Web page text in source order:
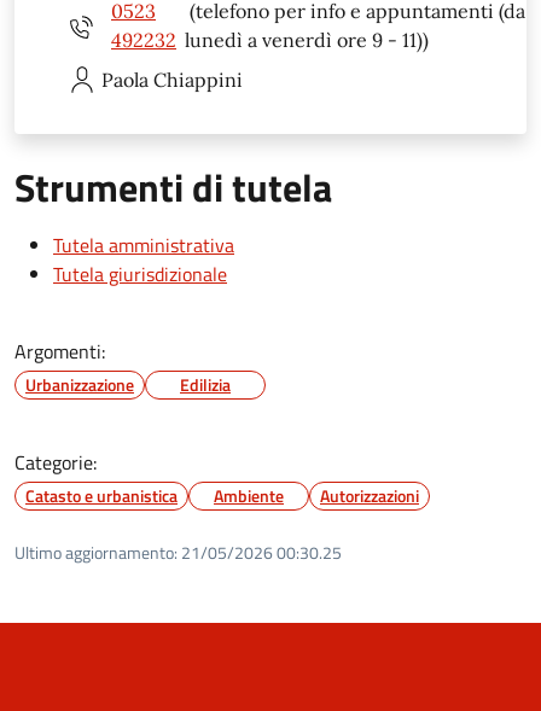
0523
492232
(telefono per info e appuntamenti (da
lunedì a venerdì ore 9 - 11))
Paola Chiappini
Strumenti di tutela
Tutela amministrativa
Tutela giurisdizionale
Argomenti:
Urbanizzazione Edilizia
Categorie:
Catasto e urbanistica Ambiente Autorizzazioni
Ultimo aggiornamento: 21/05/2026 00:30.25